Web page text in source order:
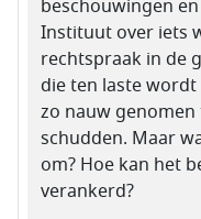
beschouwingen
Instituut over iets
rechtspraak in de
die ten laste
zo nauw
schudden. Maar
om? Hoe kan het
verankerd?